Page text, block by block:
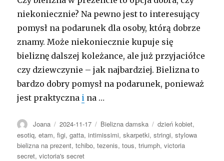
niekoniecznie? Na pewno jest to interesujący
pomysł na podarunek dla osoby, którą dobrze
znamy. Może niekoniecznie kupuje się
bieliznę dalszej koleżance, ale już przyjaciółce
czy dziewczynie – jak najbardziej. Bielizna to
bardzo dobry pomysł na podarunek, ponieważ
jest praktyczna i na …
Autor
Joana Opublikowano
2024-11-17 Kategorie
Bielizna damska Tagi
dzień kobiet,
esotiq,etam,figi,gatta,intimissimi,skarpetki,stringi,stylowa
bielizna na prezent,tchibo,tezenis,tous,triumph,victoria
secret,victoria's secret